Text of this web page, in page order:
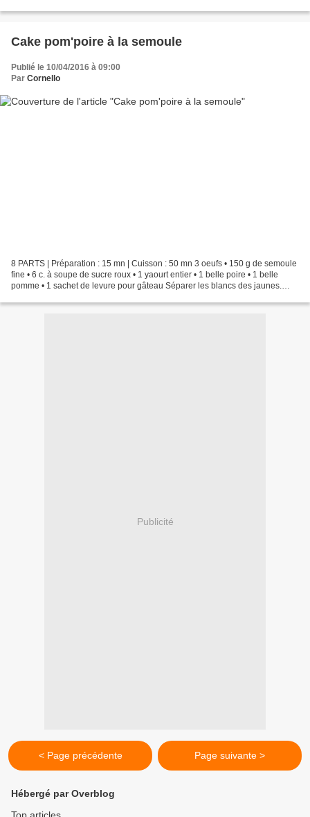
Cake pom'poire à la semoule
Publié le 10/04/2016 à 09:00
Par Cornello
8 PARTS | Préparation : 15 mn | Cuisson : 50 mn 3 oeufs • 150 g de semoule
fine • 6 c. à soupe de sucre roux • 1 yaourt entier • 1 belle poire • 1 belle
pomme • 1 sachet de levure pour gâteau Séparer les blancs des jaunes.
Publicité
< Page précédente Page suivante >
Hébergé par Overblog